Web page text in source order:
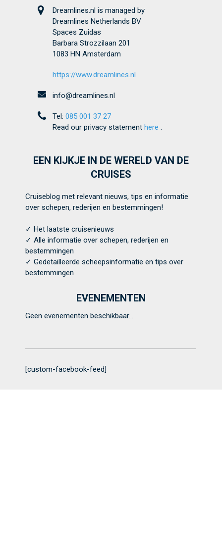
Dreamlines.nl is managed by
Dreamlines Netherlands BV
Spaces Zuidas
Barbara Strozzilaan 201
1083 HN Amsterdam
https://www.dreamlines.nl
info@dreamlines.nl
Tel:085 001 37 27
Read our privacy statementhere .
EEN KIJKJE IN DE WERELD VAN DE
CRUISES
Cruiseblog met relevant nieuws, tips en informatie
over schepen, rederijen en bestemmingen!
✓ Het laatste cruisenieuws
✓ Alle informatie over schepen, rederijen en
bestemmingen
✓ Gedetailleerde scheepsinformatie en tips over
bestemmingen
EVENEMENTEN
Geen evenementen beschikbaar...
[custom-facebook-feed]